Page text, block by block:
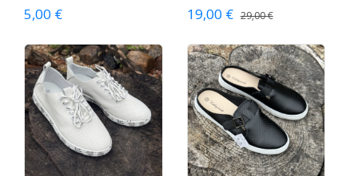
5,00 € 19,00 € 29,00 €